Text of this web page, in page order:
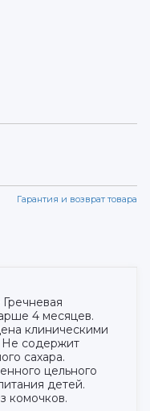
Гарантия и возврат товара
4 месяцев.
клиническими
Не содержит
сахара.
цельного
детей.
комочков.